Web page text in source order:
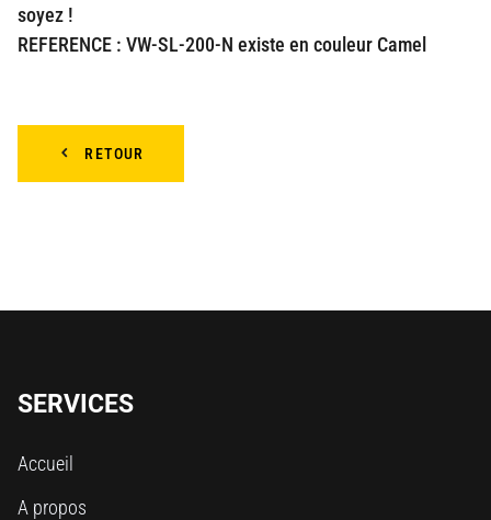
soyez !
REFERENCE : VW-SL-200-N existe en couleur Camel
RETOUR
SERVICES
Accueil
A propos